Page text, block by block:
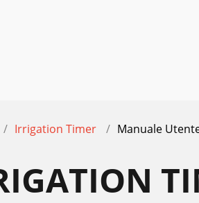
Irrigation Timer Manuale